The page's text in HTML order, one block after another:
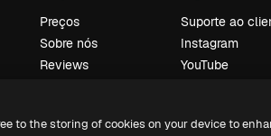
Preços
Sobre nós
Reviews
pesquisa
Suporte ao
Instagram
YouTube
Discord
to the storing of cookies on your device to